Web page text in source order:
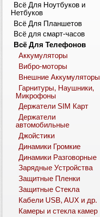
Всё Для Ноутбуков и
Нетбуков
Всё Для Планшетов
Всё для смарт-часов
Всё Для Телефонов
Аккумуляторы
Вибро-моторы
Внешние Аккумуляторы
Гарнитуры, Наушники,
Микрофоны
Держатели SIM Карт
Держатели
автомобильные
Джойстики
Динамики Громкие
Динамики Разговорные
Зарядные Устройства
Защитные Пленки
Защитные Стекла
Кабели USB, AUX и др.
Камеры и стекла камер